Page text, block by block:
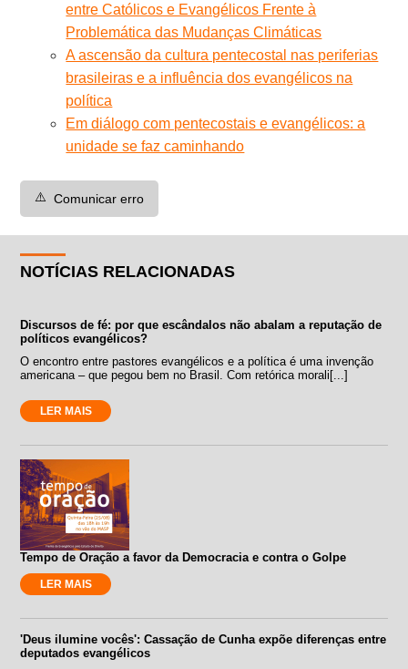
entre Católicos e Evangélicos Frente à
Problemática das Mudanças Climáticas
A ascensão da cultura pentecostal nas periferias
brasileiras e a influência dos evangélicos na
política
Em diálogo com pentecostais e evangélicos: a
unidade se faz caminhando
⚠️ Comunicar erro
NOTÍCIAS RELACIONADAS
Discursos de fé: por que escândalos não abalam a reputação de
políticos evangélicos?
O encontro entre pastores evangélicos e a política é uma invenção
americana – que pegou bem no Brasil. Com retórica morali[...]
LER MAIS
Tempo de Oração a favor da Democracia e contra o Golpe
LER MAIS
'Deus ilumine vocês': Cassação de Cunha expõe diferenças entre
deputados evangélicos